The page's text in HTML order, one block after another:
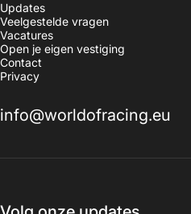
Updates
Veelgestelde vragen
Vacatures
Open je eigen vestiging
Contact
Privacy
info@worldofracing.eu